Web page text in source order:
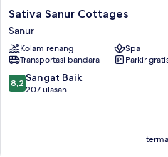
Sativa
Sanur
Cottages
Sanur
Sativa Sanur Cottages
Sanur
Kolam renang
Spa
Transportasi bandara
Parkir
8.2
dari
8,2 Sangat Baik
207 ulasan